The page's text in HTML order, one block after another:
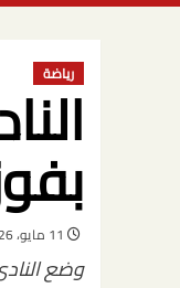
رياضة
11 مايو، 2026
وضع النادي